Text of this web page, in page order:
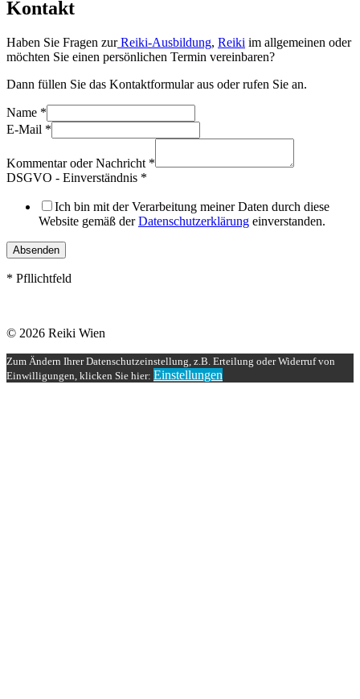
Kontakt
Haben Sie Fragen zurReiki-Ausbildung, Reiki im allgemeinen oder
möchten Sie einen persönlichen Termin vereinbaren?
Dann füllen Sie das Kontaktformular aus oder rufen Sie an.
Name *
E-Mail *
Kommentar oder Nachricht *
DSGVO - Einverständnis *
Ich bin mit der Verarbeitung meiner Daten durch diese
Website gemäß derDatenschutzerklärung einverstanden.
Absenden
* Pfllichtfeld
© 2026 Reiki Wien
Zum Ändern Ihrer Datenschutzeinstellung, z.B. Erteilung oder Widerruf von
Einwilligungen, klicken Sie hier: Einstellungen